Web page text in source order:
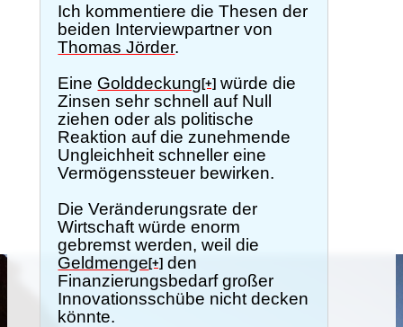
Ich kommentiere die Thesen der
beiden Interviewpartner von
Thomas Jörder.
Eine Golddeckung[+] würde die
Zinsen sehr schnell auf Null
ziehen oder als politische
Reaktion auf die zunehmende
Ungleichheit schneller eine
Vermögenssteuer bewirken.
Die Veränderungsrate der
Wirtschaft würde enorm
gebremst werden, weil die
Geldmenge[+] den
Finanzierungsbedarf großer
Innovationsschübe nicht decken
könnte.